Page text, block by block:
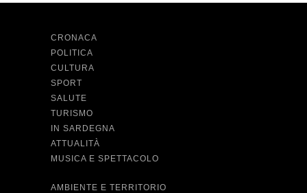
CRONACA
POLITICA
CULTURA
SPORT
SALUTE
TURISMO
IN SARDEGNA
ATTUALITÀ
MUSICA E SPETTACOLO
AMBIENTE E TERRITORIO